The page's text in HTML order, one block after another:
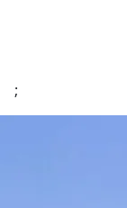
;